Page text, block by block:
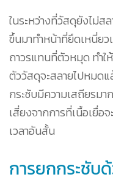
ในระหว่างที่วัสดุยังไม่ส
ขึ้นมาทำหน้าที่ยึดเหนี่ยว
ถาวรแทนที่ตัวหมุด ทำใ
ตัววัสดุจะสลายไปหมด
กระชับมีความเสถียรม
เสี่ยงจากการที่เนื้อเยื่อ
เวลาอันสั้น
การยกกระชับ